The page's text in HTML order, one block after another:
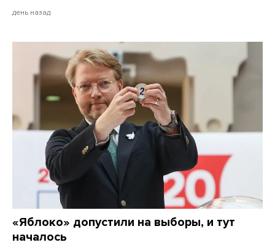
день назад
«Яблоко» допустили на выборы, и тут
началось